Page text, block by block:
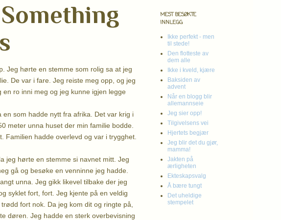
Jeg hørte en stemme som rolig sa at jeg
De var i fare. Jeg reiste meg opp, og jeg
en ro inni meg og jeg kunne igjen legge
som hadde nytt fra afrika. Det var krig i
meter unna huset der min familie bodde.
Familien hadde overlevd og var i trygghet.
jeg hørte en stemme si navnet mitt. Jeg
gå og besøke en venninne jeg hadde.
unna. Jeg gikk likevel tilbake der jeg
syklet fort, fort. Jeg kjente på en veldig
fort nok. Da jeg kom dit og ringte på,
døren. Jeg hadde en sterk overbevisning
MEST BESØKTE
INNLEGG
Ikke perfekt - men
til stede!
Den flotteste av
dem alle
Ikke i kveld, kjære
Baksiden av
advent
Når en blogg blir
allemannseie
Jeg sier opp!
Tilgivelsens vei
Hjertets begjær
Jeg blir det du gjør,
mamma!
Jakten på
ærligheten
Ekteskapsvalg
Å bære tungt
Det uheldige
stempelet